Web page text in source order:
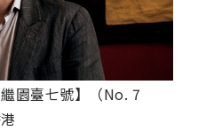
園臺七號】（No. 7